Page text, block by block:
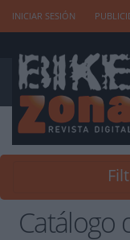
INICIAR SESIÓN
Catálogo